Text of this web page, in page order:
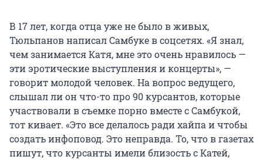
В 17 лет, когда отца уже не было в живых,
Тюльпанов написал Самбуке в соцсетях. «Я знал,
чем занимается Катя, мне это очень нравилось —
эти эротические выступления и концерты», —
говорит молодой человек. На вопрос ведущего,
слышал ли он что-то про 90 курсантов, которые
участвовали в съемке порно вместе с Самбукой,
тот кивает. «Это все делалось ради хайпа и чтобы
создать инфоповод. Это неправда. То, что в газетах
пишут, что курсанты имели близость с Катей,